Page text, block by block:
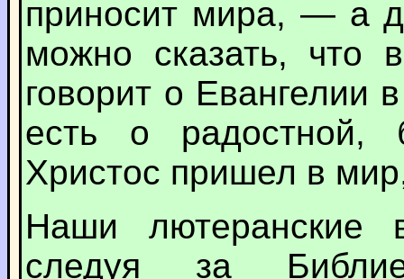
приносит мира, — а
можно сказать, что
говорит о Евангелии
есть о радостной,
Христос пришел в
Наши лютеранские
следуя за